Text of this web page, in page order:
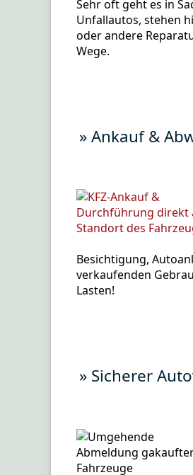
Sehr oft geht es in
Unfallautos, stehen
oder andere
Wege.
» Ankauf &
Besichtigung,
verkaufenden
Lasten!
» Sicherer